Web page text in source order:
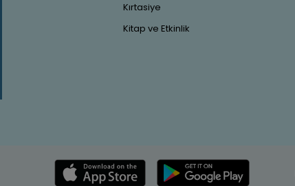
Kırtasiye
Kitap ve Etkinlik